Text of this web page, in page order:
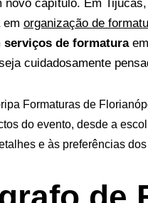
novo capítulo. Em
em organização de
serviços de formaturaem
cuidadosamente
Formaturas de
do evento, desde a
e às preferências